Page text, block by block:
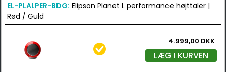
EL-PLALPER-BDG: Elipson Planet L performance højttaler |
Rød / Guld
4.999,00 DKK
LÆG I KURVEN